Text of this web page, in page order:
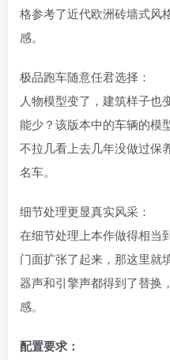
格参考了近代欧洲砖墙式风
感。
极品跑车随意任君选择：
人物模型变了，建筑样子也
能少？该版本中的车辆的模
不拉几看上去几年没做过保
名车。
细节处理更显真实风采：
在细节处理上本作做得相当
门面扩张了起来，那这里就
器声和引擎声都得到了替换
感。
配置要求：